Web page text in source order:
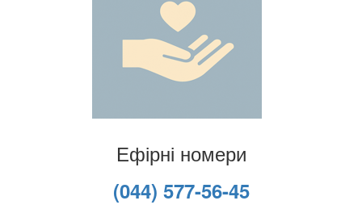
Ефірні номери
(044) 577-56-45